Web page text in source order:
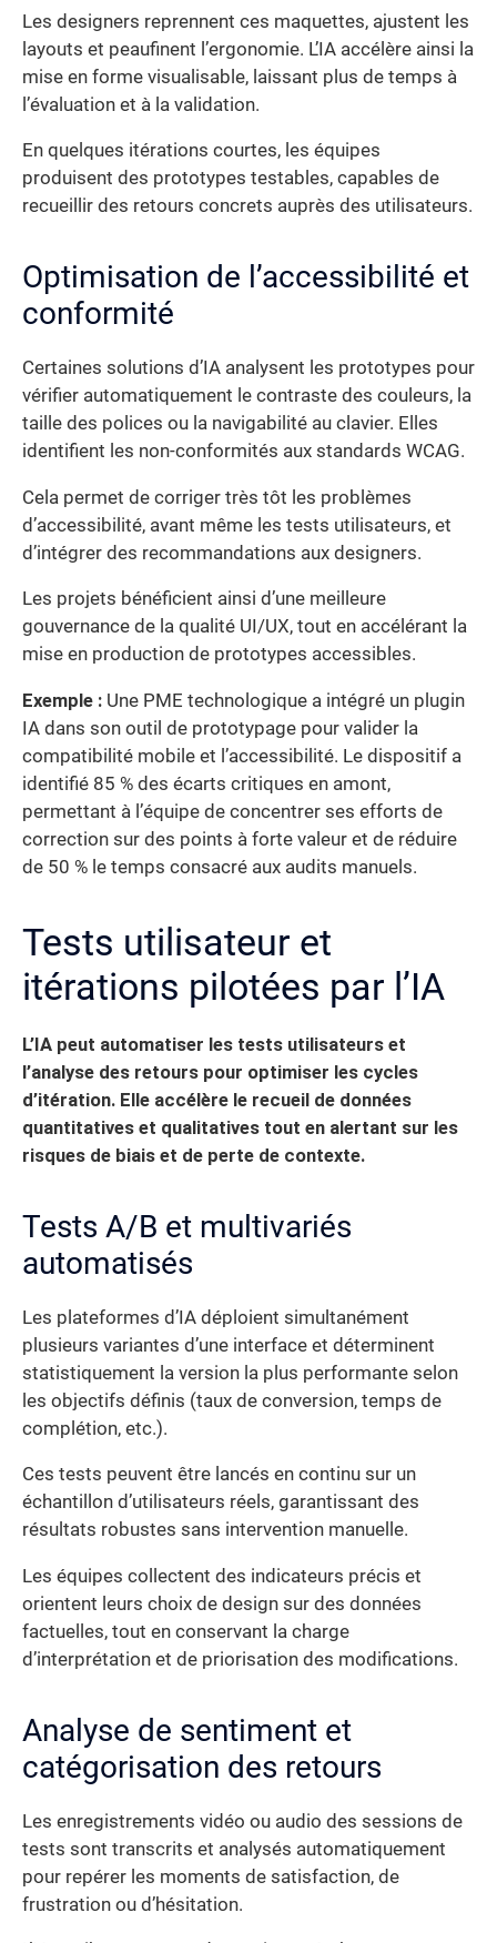
Les designers reprennent ces maquettes, ajustent les
layouts et peaufinent l’ergonomie. L’IA accélère ainsi la
mise en forme visualisable, laissant plus de temps à
l’évaluation et à la validation.
En quelques itérations courtes, les équipes
produisent des prototypes testables, capables de
recueillir des retours concrets auprès des utilisateurs.
Optimisation de l’accessibilité et
conformité
Certaines solutions d’IA analysent les prototypes pour
vérifier automatiquement le contraste des couleurs, la
taille des polices ou la navigabilité au clavier. Elles
identifient les non-conformités aux standards WCAG.
Cela permet de corriger très tôt les problèmes
d’accessibilité, avant même les tests utilisateurs, et
d’intégrer des recommandations aux designers.
Les projets bénéficient ainsi d’une meilleure
gouvernance de la qualité UI/UX, tout en accélérant la
mise en production de prototypes accessibles.
Exemple : Une PME technologique a intégré un plugin
IA dans son outil de prototypage pour valider la
compatibilité mobile et l’accessibilité. Le dispositif a
identifié 85 % des écarts critiques en amont,
permettant à l’équipe de concentrer ses efforts de
correction sur des points à forte valeur et de réduire
de 50 % le temps consacré aux audits manuels.
Tests utilisateur et
itérations pilotées par l’IA
L’IA peut automatiser les tests utilisateurs et
l’analyse des retours pour optimiser les cycles
d’itération. Elle accélère le recueil de données
quantitatives et qualitatives tout en alertant sur les
risques de biais et de perte de contexte.
Tests A/B et multivariés
automatisés
Les plateformes d’IA déploient simultanément
plusieurs variantes d’une interface et déterminent
statistiquement la version la plus performante selon
les objectifs définis (taux de conversion, temps de
complétion, etc.).
Ces tests peuvent être lancés en continu sur un
échantillon d’utilisateurs réels, garantissant des
résultats robustes sans intervention manuelle.
Les équipes collectent des indicateurs précis et
orientent leurs choix de design sur des données
factuelles, tout en conservant la charge
d’interprétation et de priorisation des modifications.
Analyse de sentiment et
catégorisation des retours
Les enregistrements vidéo ou audio des sessions de
tests sont transcrits et analysés automatiquement
pour repérer les moments de satisfaction, de
frustration ou d’hésitation.